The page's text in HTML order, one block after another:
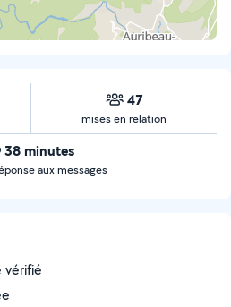
47
mises en relation
38 minutes
aux messages
vérifié